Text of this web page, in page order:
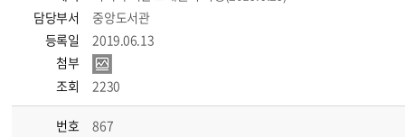
담당부서
중앙도서관
등록일
2019.06.13
첨부
조회
2230
번호
867